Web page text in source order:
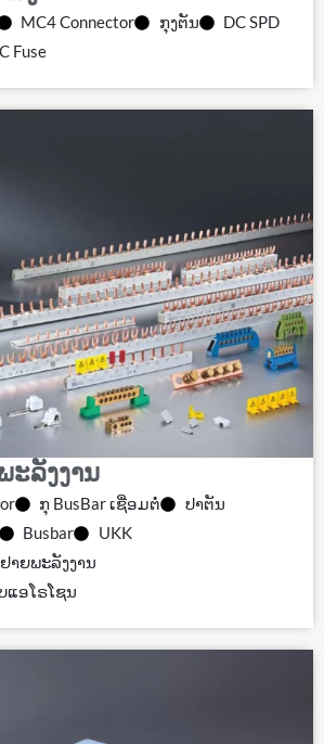
MC4 Connector ກຸງຕັນ
DC SPD
Fuse
ະລັງງານ
ກຸ BusBar ເຊື່ອມຕໍ່
ປາຕັນ
Busbar
UKK
າຍພະລັງງານ
ແອໂຣໂຊນ